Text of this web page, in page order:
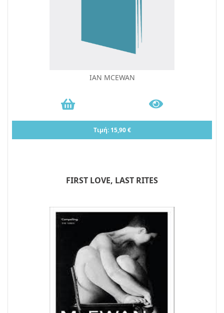
IAN MCEWAN
Τιμή: 15,90 €
FIRST LOVE, LAST RITES